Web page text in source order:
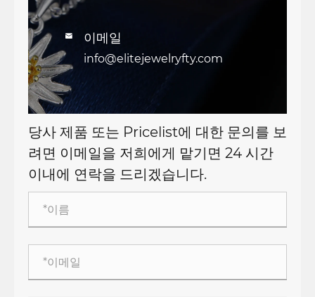
 이메일
info@elitejewelryfty.com
당사 제품 또는 Pricelist에 대한 문의를 보
려면 이메일을 저희에게 맡기면 24 시간
이내에 연락을 드리겠습니다.